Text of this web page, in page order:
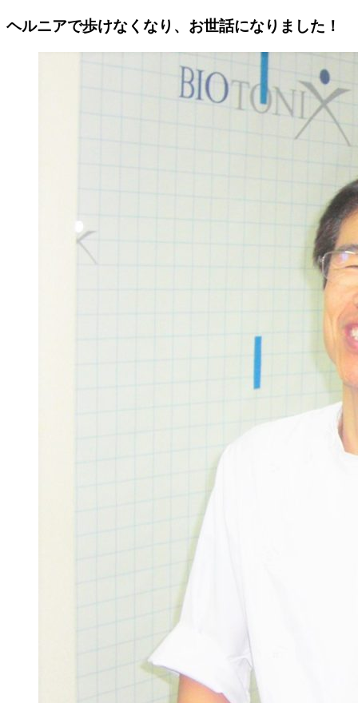
ヘルニアで歩けなくなり、お世話になりました！